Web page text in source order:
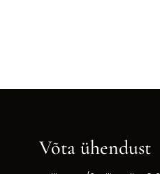
Võta ühendust